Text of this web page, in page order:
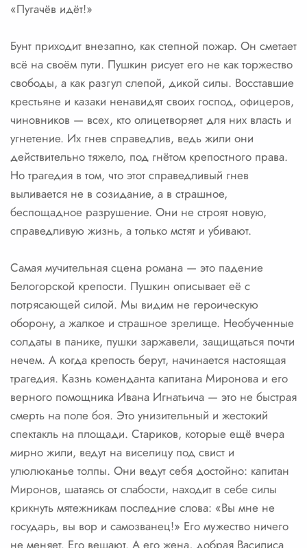
«Пугачёв идёт!»
Бунт приходит внезапно, как степной пожар. Он сметает
всё на своём пути. Пушкин рисует его не как торжество
свободы, а как разгул слепой, дикой силы. Восставшие
крестьяне и казаки ненавидят своих господ, офицеров,
чиновников — всех, кто олицетворяет для них власть и
угнетение. Их гнев справедлив, ведь жили они
действительно тяжело, под гнётом крепостного права.
Но трагедия в том, что этот справедливый гнев
выливается не в созидание, а в страшное,
беспощадное разрушение. Они не строят новую,
справедливую жизнь, а только мстят и убивают.
Самая мучительная сцена романа — это падение
Белогорской крепости. Пушкин описывает её с
потрясающей силой. Мы видим не героическую
оборону, а жалкое и страшное зрелище. Необученные
солдаты в панике, пушки заржавели, защищаться почти
нечем. А когда крепость берут, начинается настоящая
трагедия. Казнь коменданта капитана Миронова и его
верного помощника Ивана Игнатьича — это не быстрая
смерть на поле боя. Это унизительный и жестокий
спектакль на площади. Стариков, которые ещё вчера
мирно жили, ведут на виселицу под свист и
улюлюканье толпы. Они ведут себя достойно: капитан
Миронов, шатаясь от слабости, находит в себе силы
крикнуть мятежникам последние слова: «Вы мне не
государь, вы вор и самозванец!» Его мужество ничего
не меняет. Его вешают. А его жена, добрая Василиса